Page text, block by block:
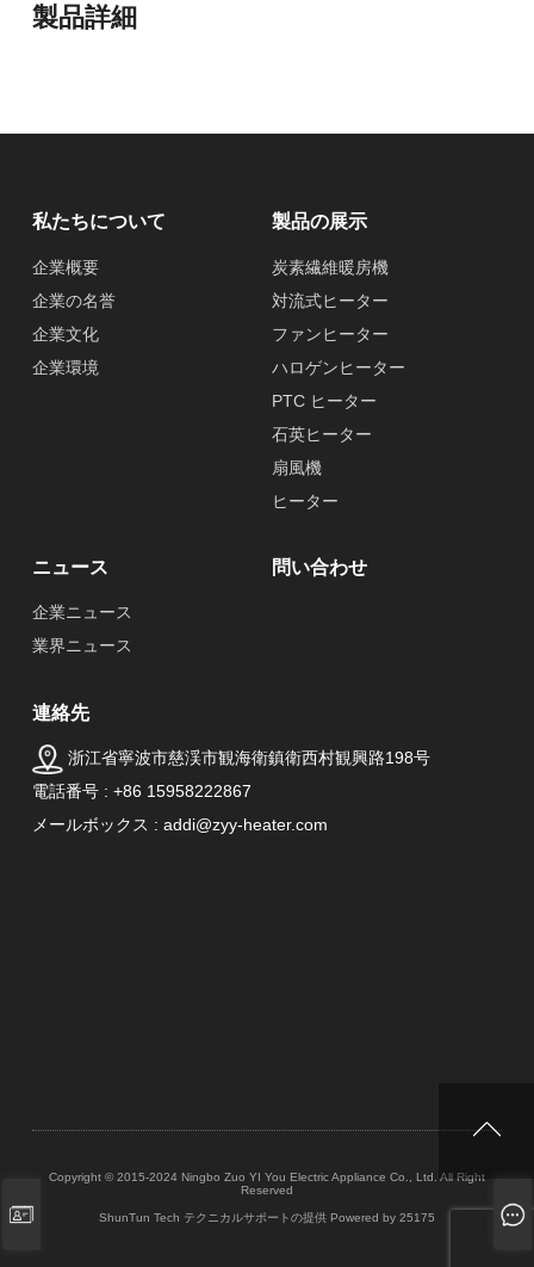
製品詳細
私たちについて
企業概要
企業の名誉
企業文化
企業環境
製品の展示
炭素繊維暖房機
対流式ヒーター
ファンヒーター
ハロゲンヒーター
PTC ヒーター
石英ヒーター
扇風機
ヒーター
ニュース
企業ニュース
業界ニュース
問い合わせ
連絡先
浙江省寧波市慈渓市観海衛鎮衛西村観興路198号
電話番号 : +86 15958222867
メールボックス : addi@zyy-heater.com
Copyright © 2015-2024 Ningbo Zuo YI You Electric Appliance Co., Ltd. All Right
Reserved
ShunTun Tech テクニカルサポートの提供 Powered by 25175